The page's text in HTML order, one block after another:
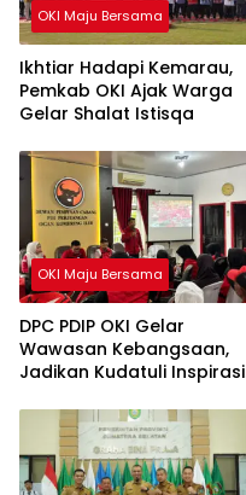
OKI Maju Bersama
Ikhtiar Hadapi Kemarau,
Pemkab OKI Ajak Warga
Gelar Shalat Istisqa
OKI Maju Bersama
DPC PDIP OKI Gelar
Wawasan Kebangsaan,
Jadikan Kudatuli Inspirasi